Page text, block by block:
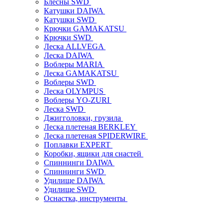
Блесны SWD
Катушки DAIWA
Катушки SWD
Крючки GAMAKATSU
Крючки SWD
Леска ALLVEGA
Леска DAIWA
Воблеры MARIA
Леска GAMAKATSU
Воблеры SWD
Леска OLYMPUS
Воблеры YO-ZURI
Леска SWD
Джигголовки, грузила
Леска плетеная BERKLEY
Леска плетеная SPIDERWIRE
Поплавки EXPERT
Коробки, ящики для снастей
Спиннинги DAIWA
Спиннинги SWD
Удилище DAIWA
Удилище SWD
Оснастка, инструменты